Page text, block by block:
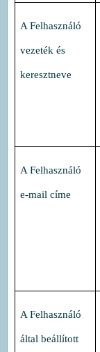
A Felhasználó
vezeték és
keresztneve
A Felhasználó
e-mail címe
A Felhasználó
által beállított